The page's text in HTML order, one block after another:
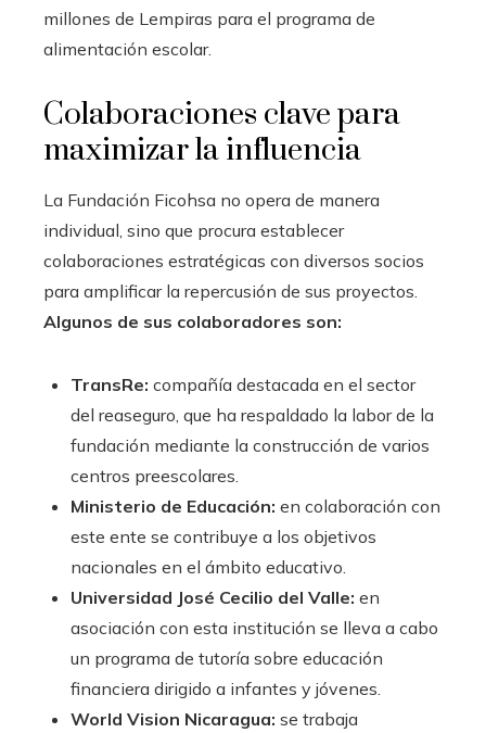
millones de Lempiras para el programa de
alimentación escolar.
Colaboraciones clave para
maximizar la influencia
La Fundación Ficohsa no opera de manera
individual, sino que procura establecer
colaboraciones estratégicas con diversos socios
para amplificar la repercusión de sus proyectos.
Algunos de sus colaboradores son:
TransRe: compañía destacada en el sector
del reaseguro, que ha respaldado la labor de la
fundación mediante la construcción de varios
centros preescolares.
Ministerio de Educación: en colaboración con
este ente se contribuye a los objetivos
nacionales en el ámbito educativo.
Universidad José Cecilio del Valle: en
asociación con esta institución se lleva a cabo
un programa de tutoría sobre educación
financiera dirigido a infantes y jóvenes.
World Vision Nicaragua: se trabaja